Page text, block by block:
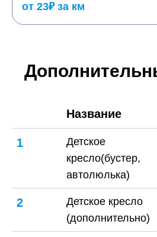
от 23₽ за км
Название
1
Детское
кресло(бустер,
автолюлька)
2
Детское кресло
(дополнительно)